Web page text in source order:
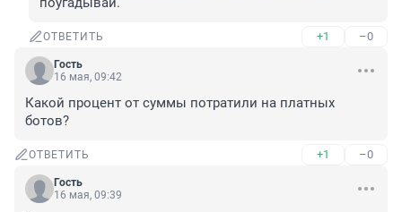
ОТВЕТИТЬ +1 –0
Гость
16 мая, 09:42
Какой процент от суммы потратили на платных
ботов?
ОТВЕТИТЬ +1 –0
Гость
16 мая, 09:39